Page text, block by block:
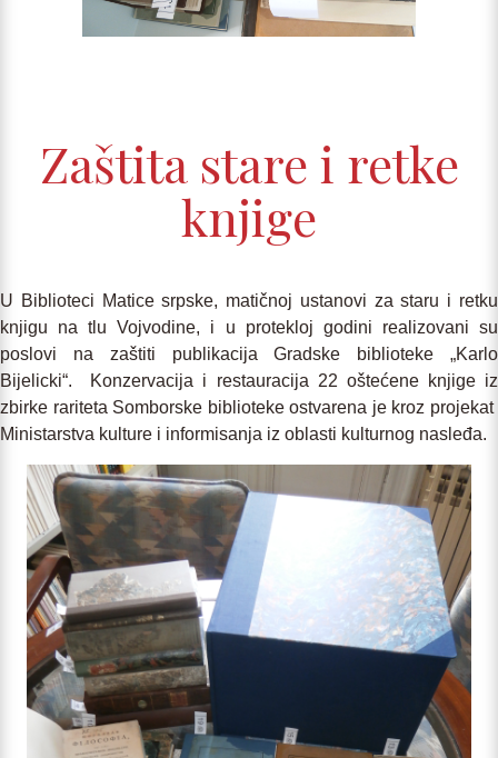
Zaštita stare i retke
knjige
U Biblioteci Matice srpske, matičnoj ustanovi za staru i retku
knjigu na tlu Vojvodine, i u protekloj godini realizovani su
poslovi na zaštiti publikacija Gradske biblioteke „Karlo
Bijelicki“. Konzervacija i restauracija 22 oštećene knjige iz
zbirke rariteta Somborske biblioteke ostvarena je kroz projekat
Ministarstva kulture i informisanja iz oblasti kulturnog nasleđa.